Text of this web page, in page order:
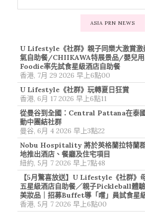
ASIA PRN NEWS
U Lifestyle《社群》親子同樂大激賞
氣自助餐/CHIIKAWA特展景品/嬰兒用
Foodie率先試食星級酒店自助餐
香港, 7月 29 2026 早上6點00
U Lifestyle《社群》玩轉夏日狂賞
香港, 6月 17 2026 早上6點11
從曼谷到全國：Central Pattana在泰
動中團結社群
曼谷, 6月 4 2026 早上3點22
Nobu Hospitality 將於英格蘭拉特蘭
地推出酒店、餐廳及住宅項目
紐約, 5月 7 2026 早上7點48
【5月驚喜放送】U Lifestyle《社群》
五星級酒店自助餐／親子Pickleball體
美妝品｜招募Buffet導「嚐」員試食星
香港, 5月 7 2026 早上6點00